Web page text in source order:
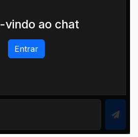
vindo ao chat
Entrar